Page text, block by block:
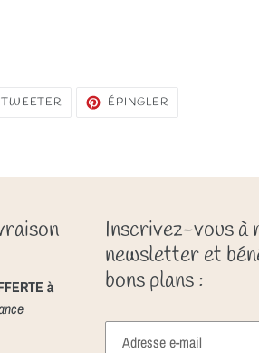
TWEETER TWEETERÉPINGLER
à
Inscrivez-vous à
newsletter et
bons plans :